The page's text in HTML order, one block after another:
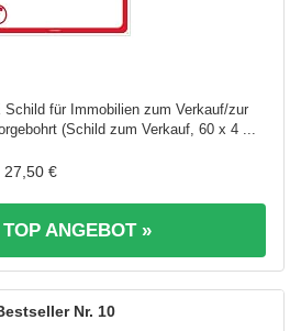
für Immobilien zum Verkauf/zur
(Schild zum Verkauf, 60 x 4 ...
27,50 €
ANGEBOT »
10